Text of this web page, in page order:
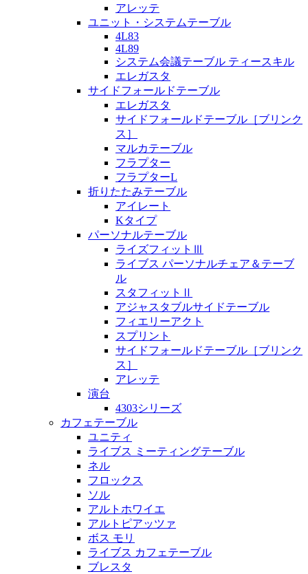
アレッテ
ユニット・システムテーブル
4L83
4L89
システム会議テーブル ティースキル
エレガスタ
サイドフォールドテーブル
エレガスタ
サイドフォールドテーブル［ブリンク
ス］
マルカテーブル
フラプター
フラプターL
折りたたみテーブル
アイレート
Kタイプ
パーソナルテーブル
ライズフィットⅢ
ライブス パーソナルチェア＆テーブ
ル
スタフィットⅡ
アジャスタブルサイドテーブル
フィエリーアクト
スプリント
サイドフォールドテーブル［ブリンク
ス］
アレッテ
演台
4303シリーズ
カフェテーブル
ユニティ
ライブス ミーティングテーブル
ネル
フロックス
ソル
アルトホワイエ
アルトピアッツァ
ボス モリ
ライブス カフェテーブル
ブレスタ